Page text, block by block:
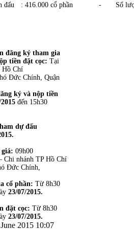
: 416.000 cổ phần
- Số
đăng ký tham gia
tiền đặt cọc: Tại
phố Hồ Chí
Đức Chính, Quận
ký và nộp tiền
đến 15h30
dự đấu
09h00
Chi nhánh TP Hồ Chí
Phó Đức Chính,
cổ phần: Từ 8h30
23/07/2015.
đặt cọc: Từ 8h30
23/07/2015.
2015 10:07